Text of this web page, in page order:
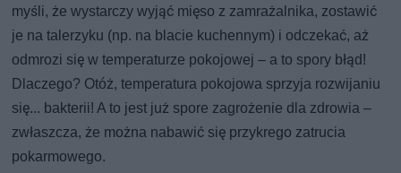
myśli, że wystarczy wyjąć mięso z zamrażalnika, zostawić
je na talerzyku (np. na blacie kuchennym) i odczekać, aż
odmrozi się w temperaturze pokojowej – a to spory błąd!
Dlaczego? Otóż, temperatura pokojowa sprzyja rozwijaniu
się... bakterii! A to jest już spore zagrożenie dla zdrowia –
zwłaszcza, że można nabawić się przykrego zatrucia
pokarmowego.